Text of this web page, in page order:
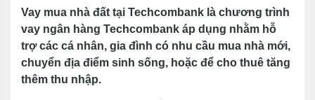
Vay mua nhà đất tại Techcombank là chương trình
vay ngân hàng Techcombank áp dụng nhằm hỗ
trợ các cá nhân, gia đình có nhu cầu mua nhà mới,
chuyển địa điểm sinh sống, hoặc để cho thuê tăng
thêm thu nhập.